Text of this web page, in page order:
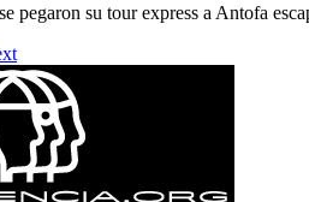
pegaron su tour express a Antofa